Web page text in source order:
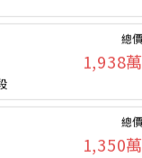
總價
1,938萬
總價
1,350萬